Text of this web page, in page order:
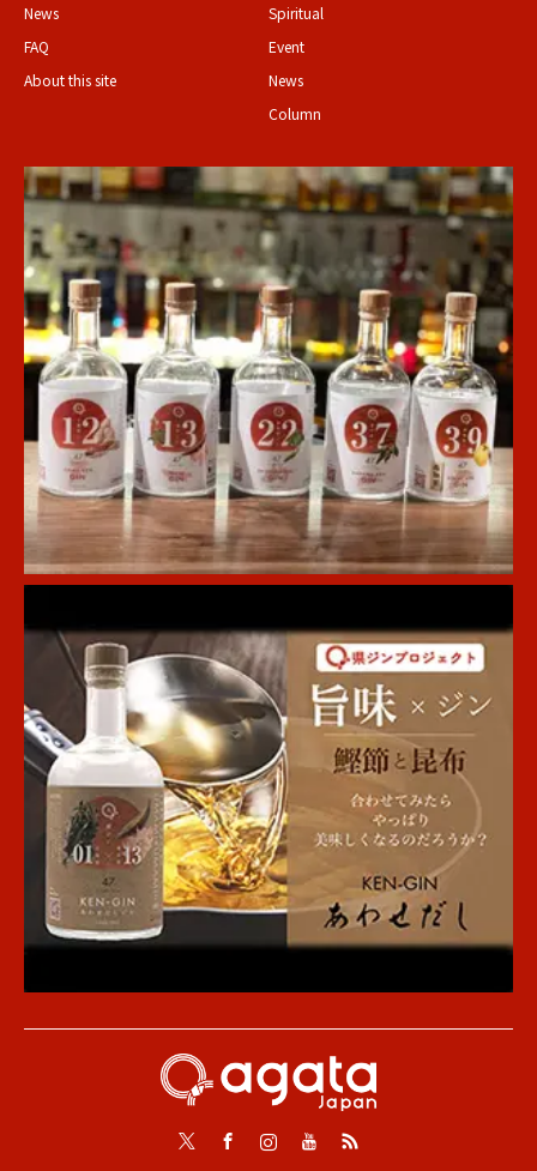
News
FAQ
About this site
Spiritual
Event
News
Column
InstagramYoutube
RSS